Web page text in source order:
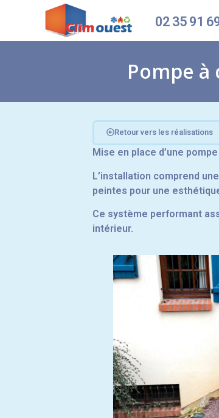
02 35 91
Pompe
Retour vers les réalisations
Mise en place d’une
L’installation comprend
peintes pour une
Ce système performant
intérieur.